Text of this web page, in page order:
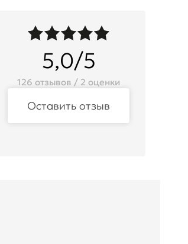
5,0/5
126 отзывов / 2 оценки
Оставить отзыв